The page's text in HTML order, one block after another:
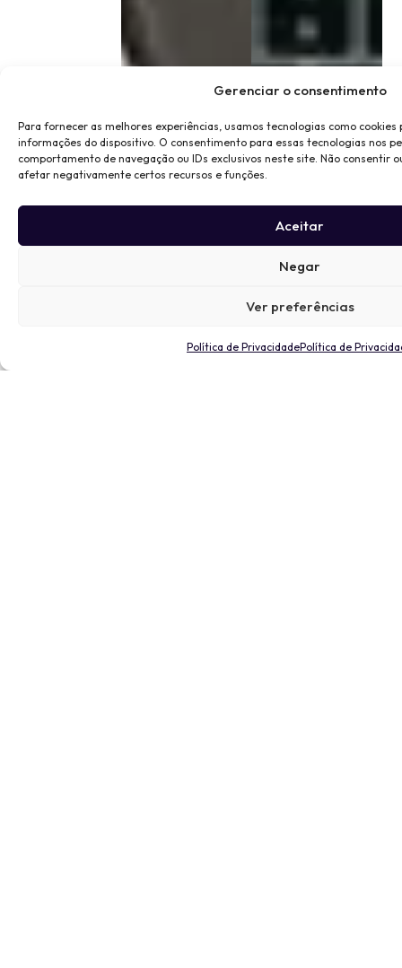
Gerenciar o consentimento
Para fornecer as melhores experiências, usamos tecnologias como
informações do dispositivo. O consentimento para essas tecnologias nos
comportamento de navegação ou IDs exclusivos neste site. Não consentir
afetar negativamente certos recursos e funções.
Aceitar
Negar
Ver preferências
Política de PrivacidadePolítica de